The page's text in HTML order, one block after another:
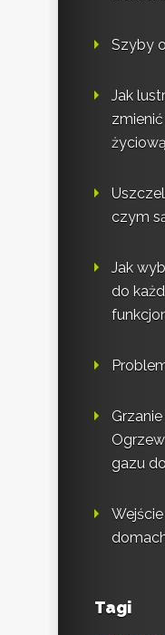
Szyby
Jak
czym
Jak
do
gazu
Tagi